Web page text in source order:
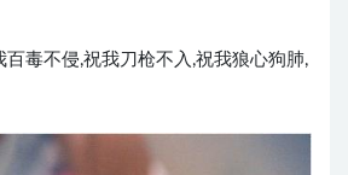
百毒不侵,祝我刀枪不入,祝我狼心狗肺,